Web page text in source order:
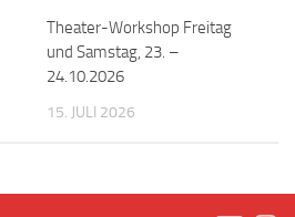
Theater-Workshop Freitag
und Samstag, 23. –
24.10.2026
15. JULI 2026